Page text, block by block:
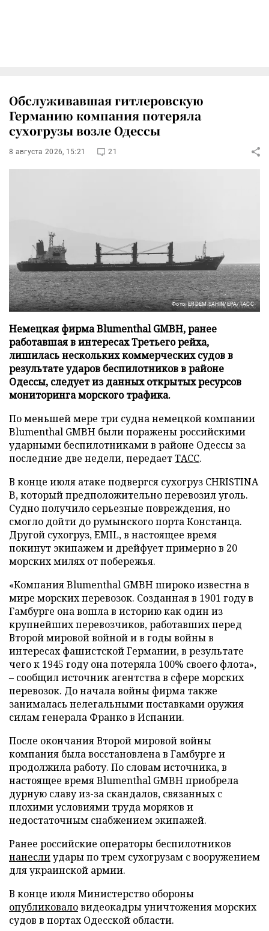
Обслуживавшая гитлеровскую
Германию компания потеряла
сухогрузы возле Одессы
8 августа 2026, 15:21 21
Фото: ERDEM SAHIN/EPA/ТАСС
Немецкая фирма Blumenthal GMBH, ранее
работавшая в интересах Третьего рейха,
лишилась нескольких коммерческих судов в
результате ударов беспилотников в районе
Одессы, следует из данных открытых ресурсов
мониторинга морского трафика.
По меньшей мере три судна немецкой компании
Blumenthal GMBH были поражены российскими
ударными беспилотниками в районе Одессы за
последние две недели, передаетТАСС.
В конце июля атаке подвергся сухогруз CHRISTINA
B, который предположительно перевозил уголь.
Судно получило серьезные повреждения, но
смогло дойти до румынского порта Констанца.
Другой сухогруз, EMIL, в настоящее время
покинут экипажем и дрейфует примерно в 20
морских милях от побережья.
«Компания Blumenthal GMBH широко известна в
мире морских перевозок. Созданная в 1901 году в
Гамбурге она вошла в историю как один из
крупнейших перевозчиков, работавших перед
Второй мировой войной и в годы войны в
интересах фашистской Германии, в результате
чего к 1945 году она потеряла 100% своего флота»,
– сообщил источник агентства в сфере морских
перевозок. До начала войны фирма также
занималась нелегальными поставками оружия
силам генерала Франко в Испании.
После окончания Второй мировой войны
компания была восстановлена в Гамбурге и
продолжила работу. По словам источника, в
настоящее время Blumenthal GMBH приобрела
дурную славу из-за скандалов, связанных с
плохими условиями труда моряков и
недостаточным снабжением экипажей.
Ранее российские операторы беспилотников
нанеслиудары по трем сухогрузам с вооружением
для украинской армии.
В конце июля Министерство обороны
опубликоваловидеокадры уничтожения морских
судов в портах Одесской области.